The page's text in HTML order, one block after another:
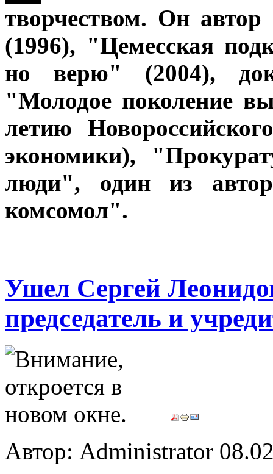
творчеством. Он
(1996), "Цемесская
но верю" (2004),
"Молодое поколение
летию
экономики),
люди", один из
комсомол".
Ушел Сергей
председатель и
Автор: Administrator